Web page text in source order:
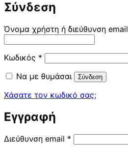
Σύνδεση
Όνομα χρήστη ή διεύθυνση email
Κωδικός * Απαιτείται
Να με θυμάσαι
Σύνδεση
Χάσατε τον κωδικό σας;
Εγγραφή
Διεύθυνση email * Απαιτείται